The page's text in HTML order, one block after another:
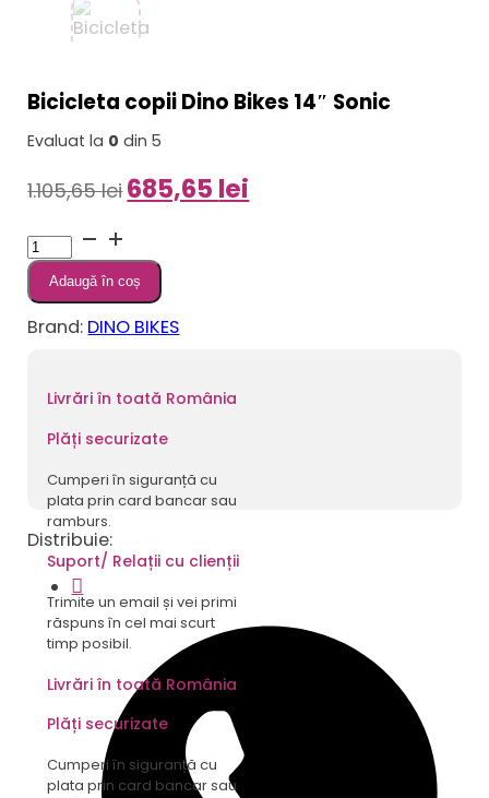
Bicicleta copii Dino Bikes 14″ Sonic
Evaluat la 0 din 5
1.105,65leiPrețul
fost:
1.105,65 lei.
685,65 lei
Cantitate
Bicicleta
copii
Dino
Sonic
Adaugă în coș
Brand: DINO BIKES
Livrări în toată România
Plăți securizate
Cumperi în siguranță cu
plata prin card bancar sau
ramburs.
Suport/ Relații cu clienții
Trimite un email și vei primi
răspuns în cel mai scurt
timp posibil.
Livrări în toată România
Plăți securizate
Cumperi în siguranță cu
plata prin card bancar sau
Distribuie: